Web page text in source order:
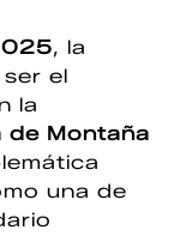
, la
el
la
de Montaña
una de